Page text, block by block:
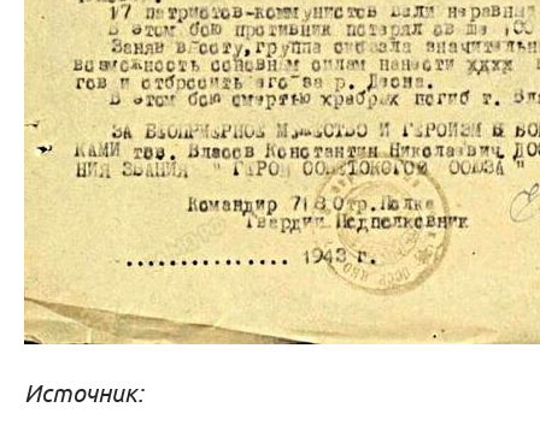
Источник: